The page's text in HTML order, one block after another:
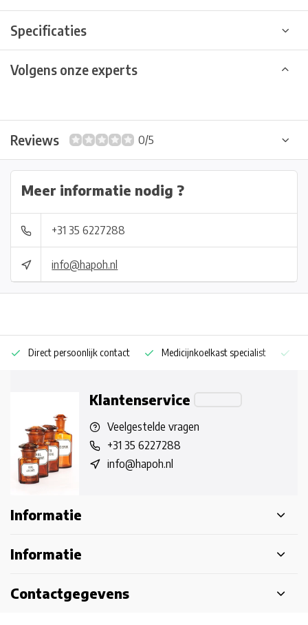
Specificaties
Volgens onze experts
Reviews 0/5
Meer informatie nodig ?
+31 35 6227288
info@hapoh.nl
Direct persoonlijk contact Medicijnkoelkast specialist
Klantenservice
Veelgestelde vragen
+31 35 6227288
info@hapoh.nl
Informatie
Informatie
Contactgegevens